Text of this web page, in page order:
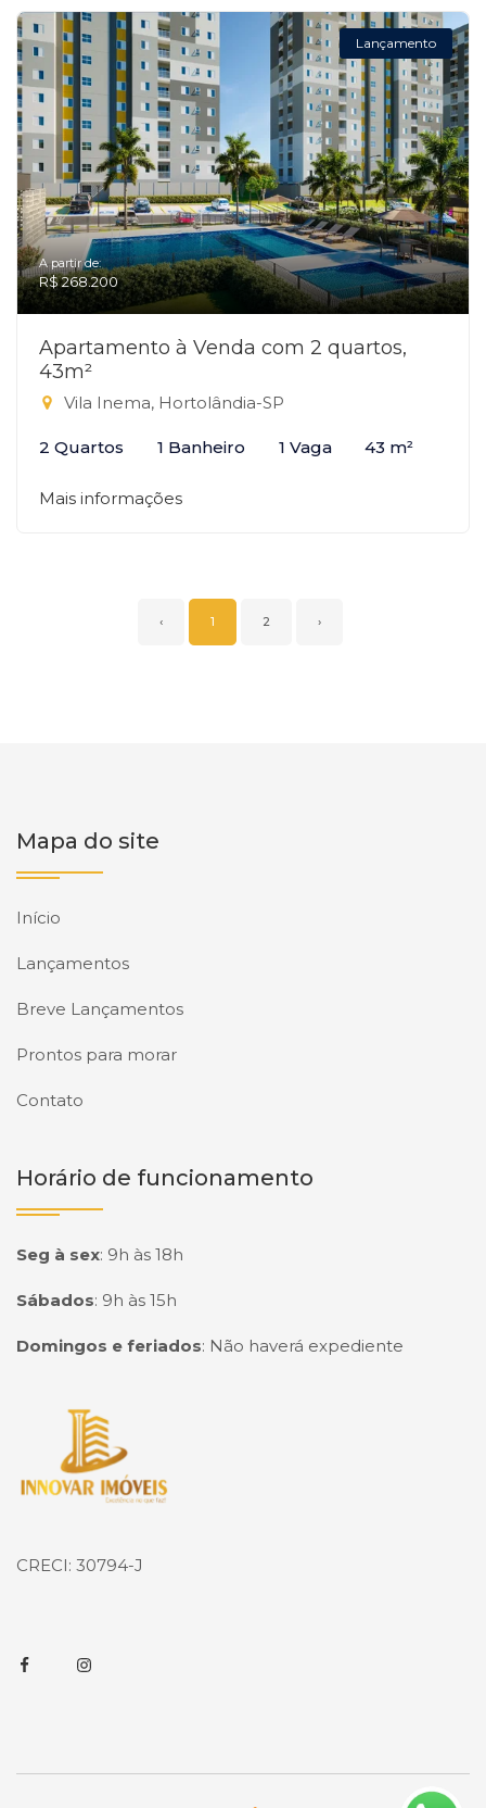
Lançamento
A partir de:
R$ 268.200
Apartamento à Venda com 2 quartos,
43m²
Vila Inema, Hortolândia-SP
2 Quartos 1 Banheiro 1 Vaga 43 m²
Mais informações
‹ 1 2 ›
Mapa do site
Início
Lançamentos
Breve Lançamentos
Prontos para morar
Contato
Horário de funcionamento
Seg à sex: 9h às 18h
Sábados: 9h às 15h
Domingos e feriados: Não haverá expediente
Página inicial
CRECI: 30794-J
FacebookInstagram